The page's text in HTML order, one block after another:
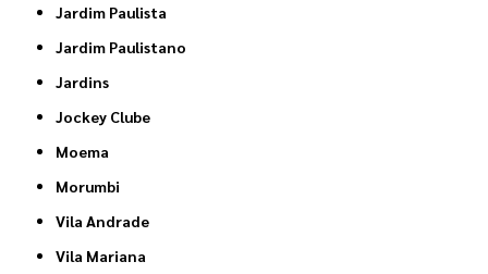
Jardim Paulista
Jardim Paulistano
Jardins
Jockey Clube
Moema
Morumbi
Vila Andrade
Vila Mariana